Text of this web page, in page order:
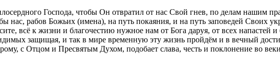
Господа, чтобы Он отвратил от нас Свой гнев, по делам нашим
нас, рабов Божьих (имена), на путь покаяния, и на путь заповедей Своих
всё к жизни и благочестию нужное нам от Бога даруя, от всех напастей
защищая, и так в мире временную эту жизнь пройдём и в вечный
с Отцом и Пресвятым Духом, подобает слава, честь и поклонение во